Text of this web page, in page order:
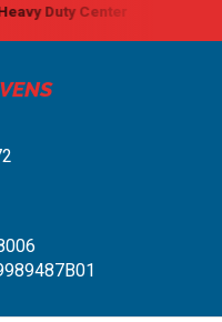
besteld, binnen 1-2 dagen